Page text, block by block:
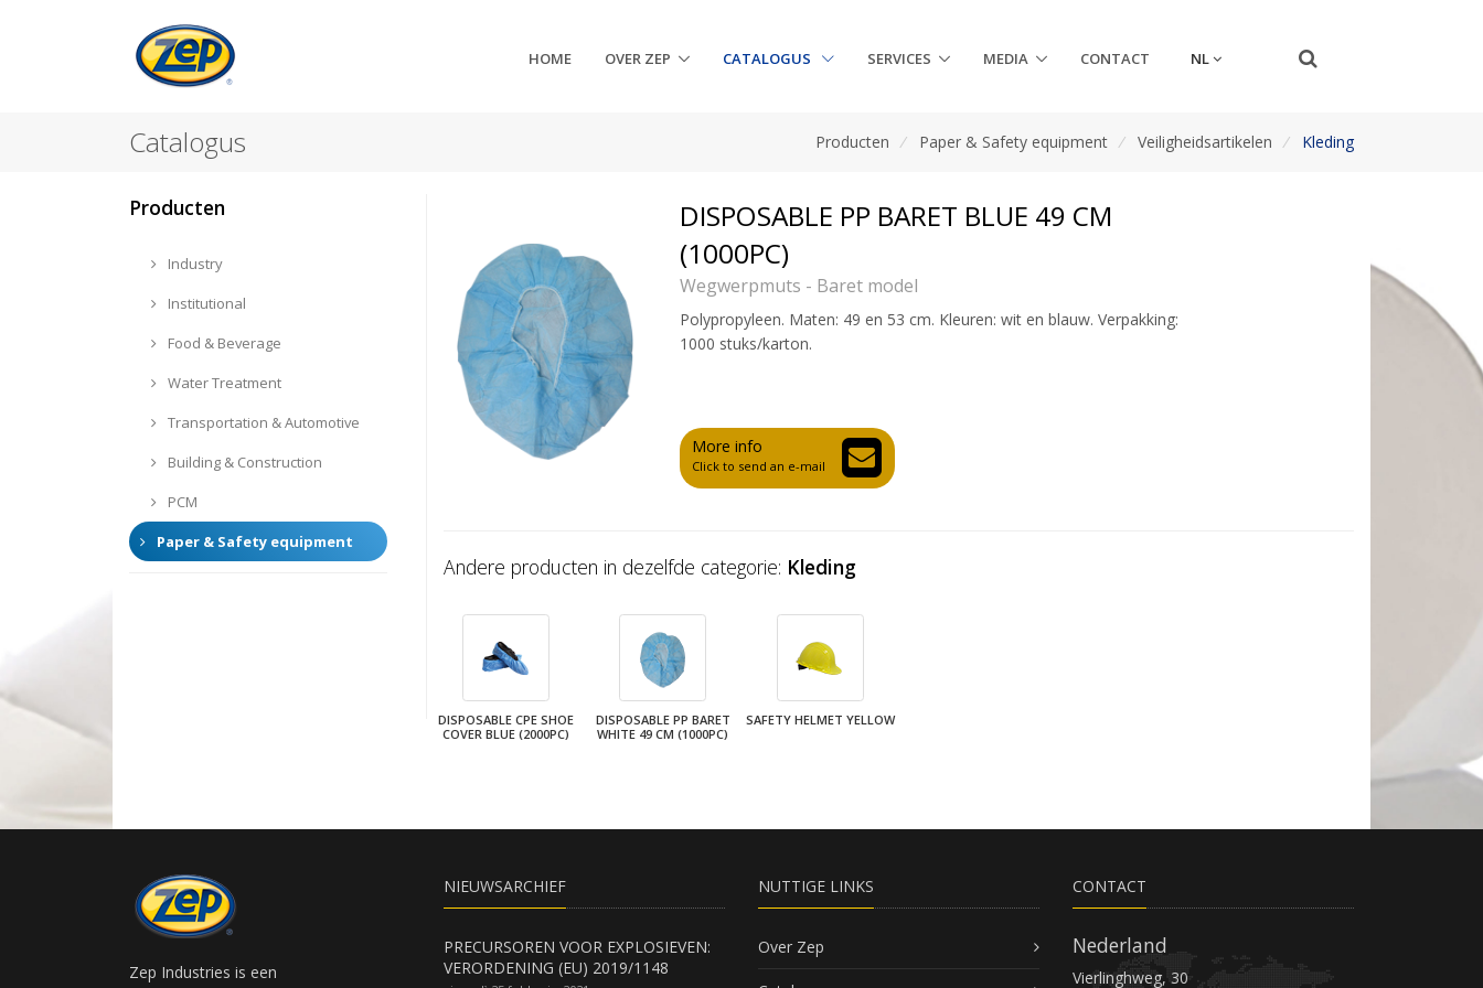
HOME OVER ZEP CATALOGUS SERVICES MEDIA CONTACT NL
Catalogus Producten / Paper & Safety equipment / Veiligheidsartikelen / Kleding
DISPOSABLE PP BARET BLUE 49 CM
(1000PC)
Wegwerpmuts - Baret model
Polypropyleen. Maten: 49 en 53 cm. Kleuren: wit en blauw. Verpakking:
1000 stuks/karton.
More info
Click to send an e-mail
Andere producten in dezelfde categorie: Kleding
DISPOSABLE CPE SHOE
COVER BLUE (2000PC)
DISPOSABLE PP BARET
WHITE 49 CM (1000PC)
SAFETY HELMET YELLOW
Producten
Industry
Institutional
Food & Beverage
Water Treatment
Transportation & Automotive
Building & Construction
PCM
Paper & Safety equipment
Zep Industries is een
NIEUWSARCHIEF
PRECURSOREN VOOR EXPLOSIEVEN:
VERORDENING (EU) 2019/1148
NUTTIGE LINKS
Over Zep
CONTACT
Nederland
Vierlinghweg, 30